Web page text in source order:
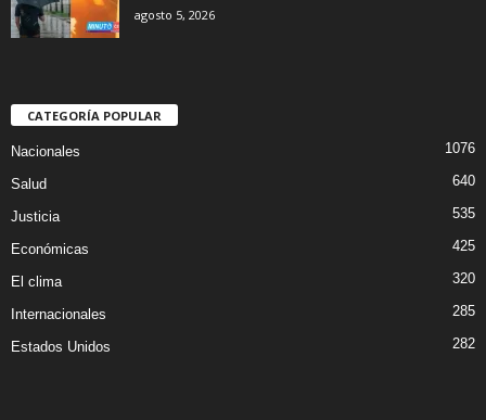
agosto 5, 2026
CATEGORÍA POPULAR
Nacionales 1076
Salud 640
Justicia 535
Económicas 425
El clima 320
Internacionales 285
Estados Unidos 282